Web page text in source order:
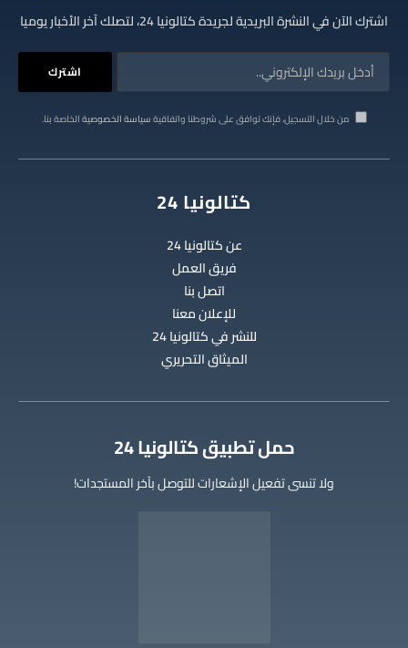
اشترك الآن في النشرة البريدية لجريدة كتالونيا 24، لتصلك آخر الأخبار يوميا
من خلال التسجيل، فإنك توافق على شروطنا واتفاقيةسياسة الخصوصيةالخاصة بنا.
كتالونيا 24
عن كتالونيا 24
فريق العمل
اتصل بنا
للإعلان معنا
للنشر في كتالونيا 24
الميثاق التحريري
‫حمل تطبيق كتالونيا 24
ولا تنسى تفعيل الإشعارات للتوصل بآخر المستجدات!